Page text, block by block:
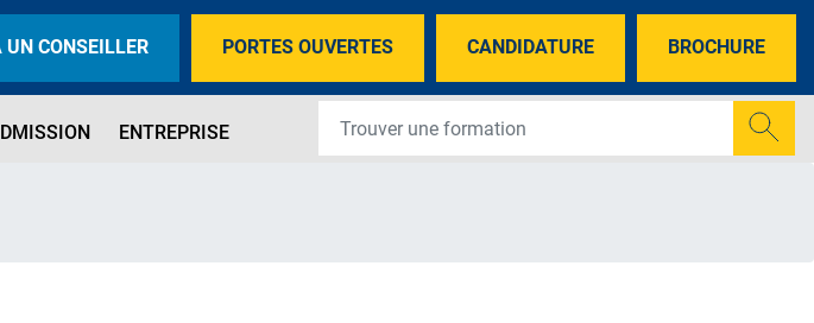
UN CONSEILLER PORTES OUVERTES CANDIDATURE BROCHURE
ENTREPRISE